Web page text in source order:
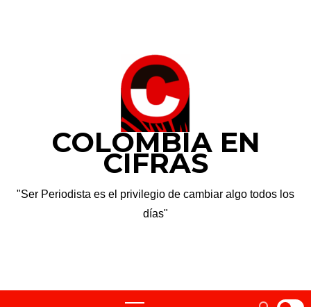
COLOMBIA EN
CIFRAS
"Ser Periodista es el privilegio de cambiar algo todos los
días"